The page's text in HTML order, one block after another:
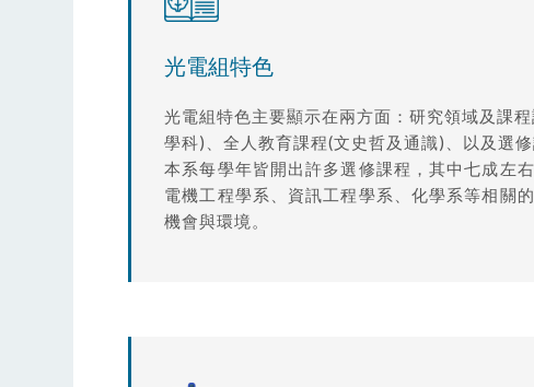
光電組特色
光電組特色主要顯示在兩方面：研究領域及課
學科)、全人教育課程(文史哲及通識)、以及選修
本系每學年皆開出許多選修課程，其中七成左
電機工程學系、資訊工程學系、化學系等相關
機會與環境。